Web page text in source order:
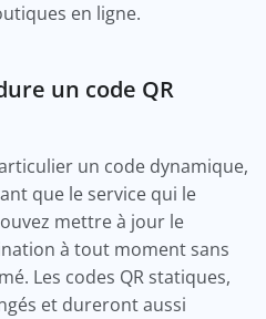
en ligne.
un code QR
un code dynamique,
que le service qui le
mettre à jour le
à tout moment sans
Les codes QR statiques,
et dureront aussi